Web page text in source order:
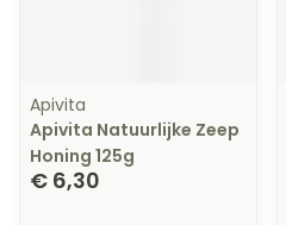
Apivita
Apivita Natuurlijke Zeep
Honing 125g
€ 6,30